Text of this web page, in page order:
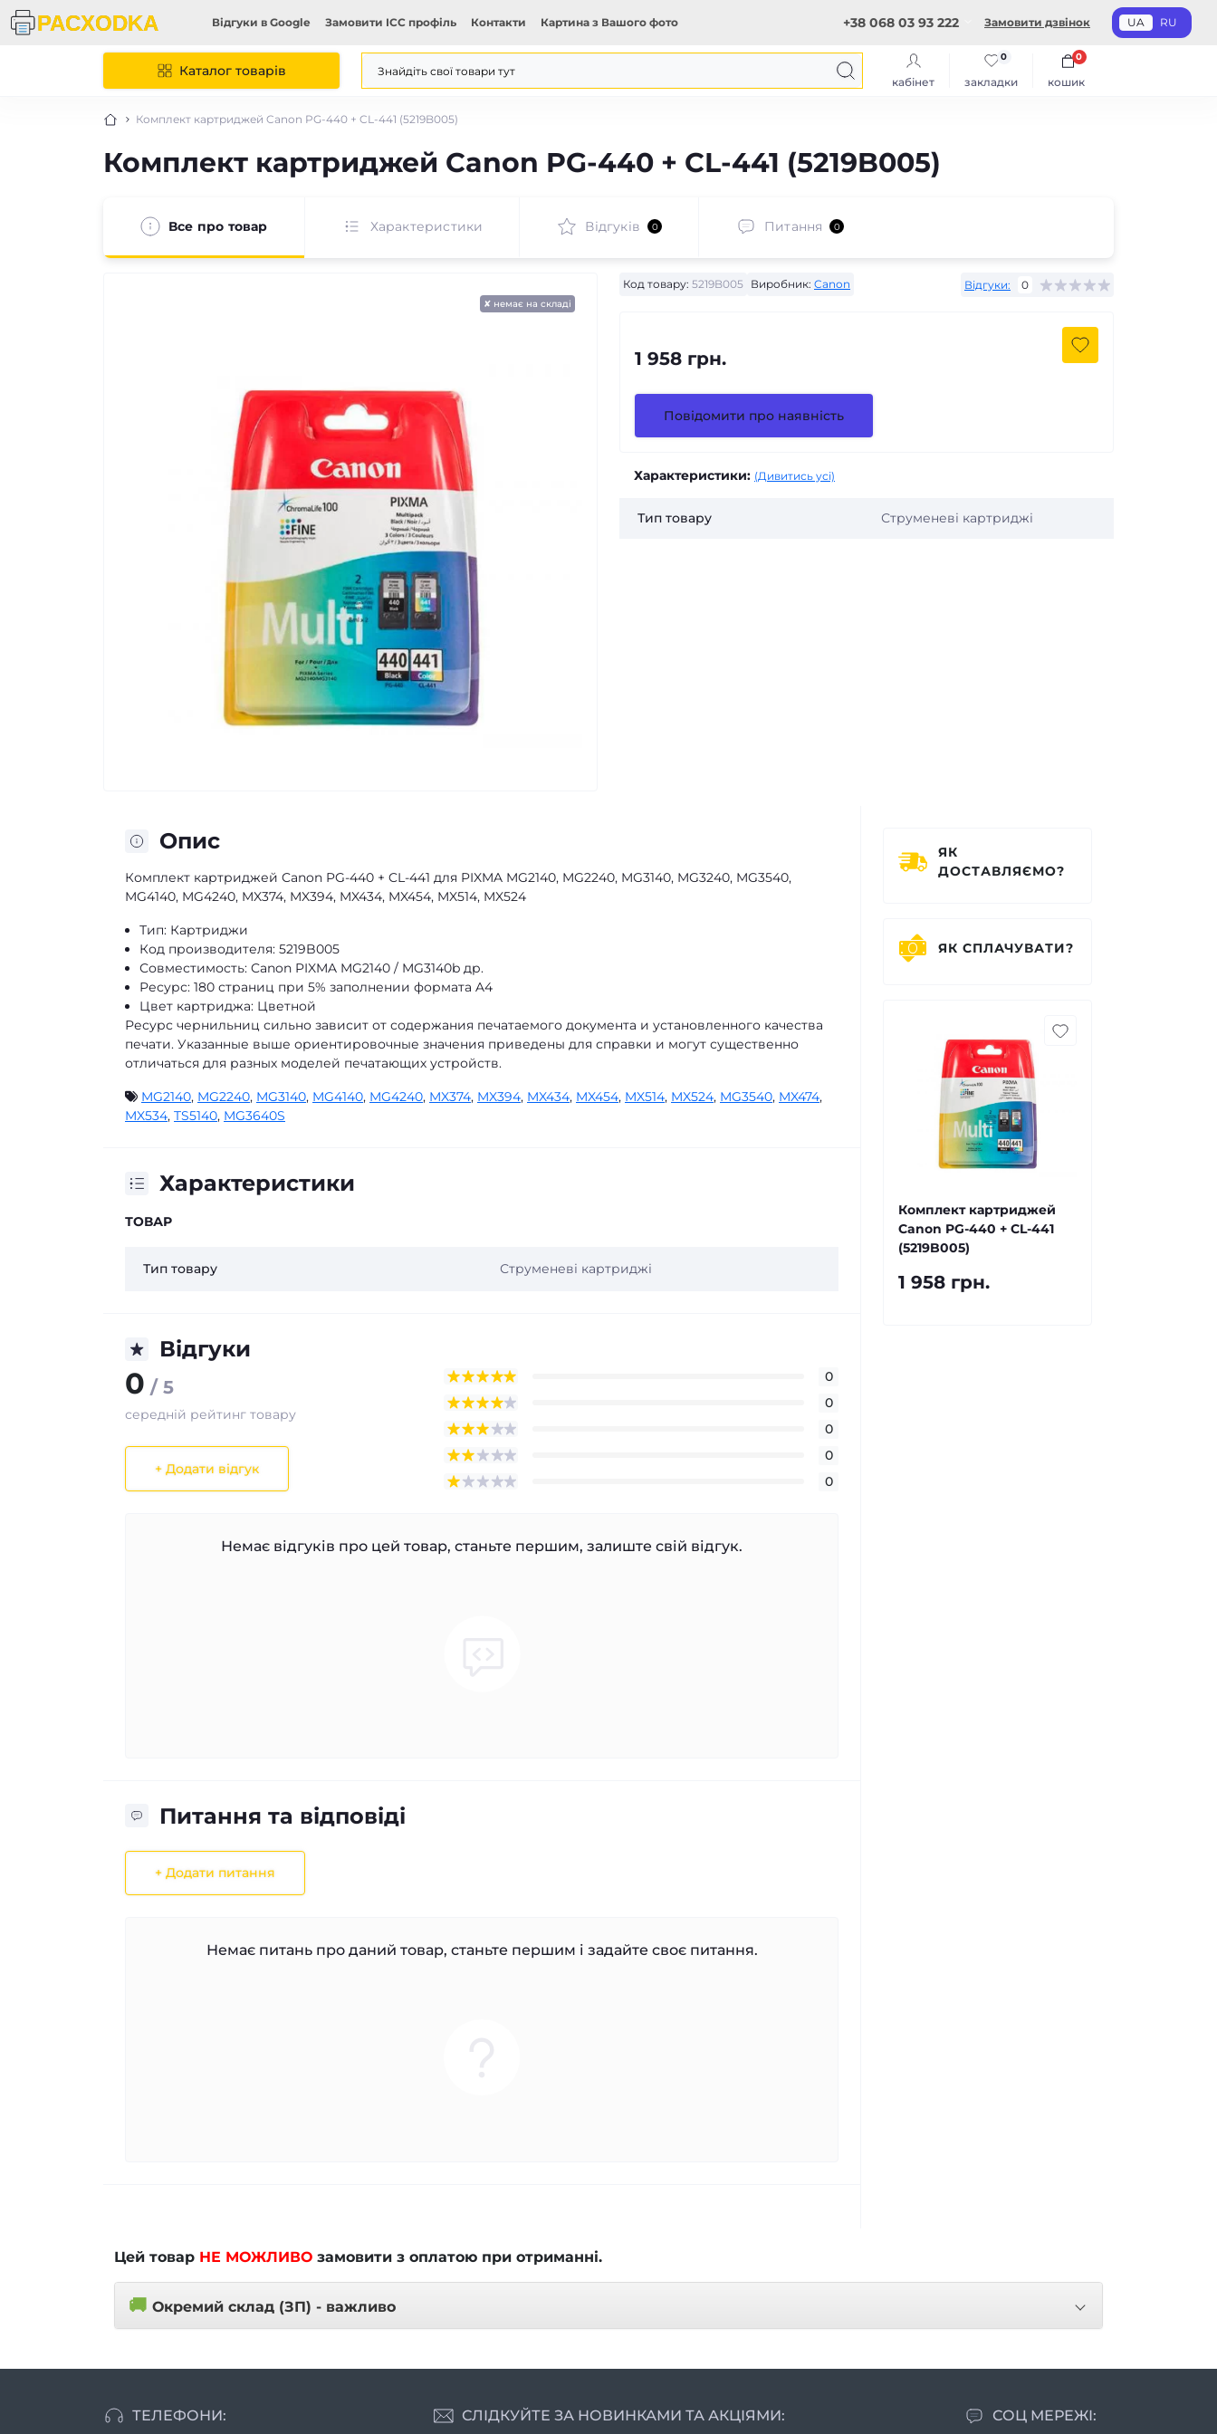
Відгуки в Google Замовити ICC профіль Контакти Картина з Вашого фото +38 068 03 93 222 Замовити дзвінок UA RU
Каталог товарів
кабінет закладки
0
кошик
0
Комплект картриджей Canon PG-440 + CL-441 (5219B005)
Комплект картриджей Canon PG-440 + CL-441 (5219B005)
Все про товар Характеристики Відгуків 0 Питання 0
✘ немає на складі
Код товару: 5219B005 Виробник: Canon Відгуки: 0
1 958 грн.
Повідомити про наявність
Характеристики: (Дивитись усі)
Тип товару Струменеві картриджі
Опис
Комплект картриджей Canon PG-440 + CL-441 для PIXMA MG2140, MG2240, MG3140, MG3240, MG3540,
MG4140, MG4240, MX374, MX394, MX434, MX454, MX514, MX524
Тип: Картриджи
Код производителя: 5219B005
Совместимость: Canon PIXMA MG2140 / MG3140b др.
Ресурс: 180 страниц при 5% заполнении формата A4
Цвет картриджа: Цветной
Ресурс чернильниц сильно зависит от содержания печатаемого документа и установленного качества
печати. Указанные выше ориентировочные значения приведены для справки и могут существенно
отличаться для разных моделей печатающих устройств.
MG2140, MG2240, MG3140, MG4140, MG4240, MX374, MX394, MX434, MX454, MX514, MX524, MG3540, MX474,
MX534, TS5140, MG3640S
Характеристики
ТОВАР
Тип товару Струменеві картриджі
Відгуки
0 / 5
середній рейтинг товару
+ Додати відгук
0
0
0
0
0
Немає відгуків про цей товар, станьте першим, залиште свій відгук.
Питання та відповіді
+ Додати питання
Немає питань про даний товар, станьте першим і задайте своє питання.
ЯК
ДОСТАВЛЯЄМО?
ЯК СПЛАЧУВАТИ?
Комплект картриджей
Canon PG-440 + CL-441
(5219B005)
1 958 грн.
Цей товар НЕ МОЖЛИВО замовити з оплатою при отриманні.
🚚 Окремий склад (ЗП) - важливо
ТЕЛЕФОНИ: СОЦ МЕРЕЖІ:
СЛІДКУЙТЕ ЗА НОВИНКАМИ ТА АКЦІЯМИ: